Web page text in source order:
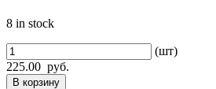
8 in stock
(шт)
225.00 руб.
В корзину